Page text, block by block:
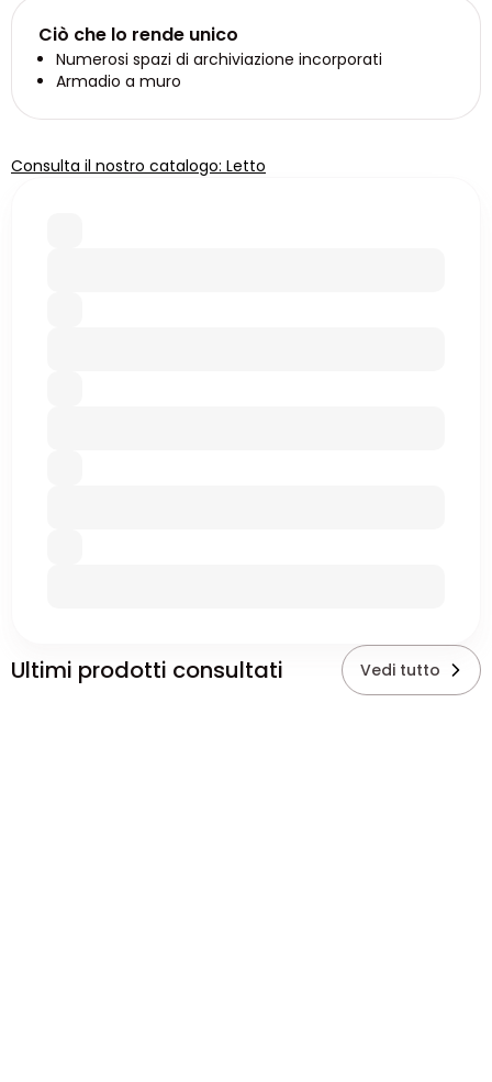
Ciò che lo rende unico
Numerosi spazi di archiviazione incorporati
Armadio a muro
Consulta il nostro catalogo: Letto
Ultimi prodotti consultati Vedi tutto